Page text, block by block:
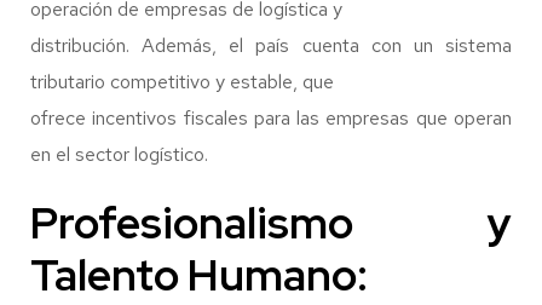
operación de empresas de logística y
distribución. Además, el país cuenta con un sistema
tributario competitivo y estable, que
ofrece incentivos fiscales para las empresas que operan
en el sector logístico.
Profesionalismo y
Talento Humano: